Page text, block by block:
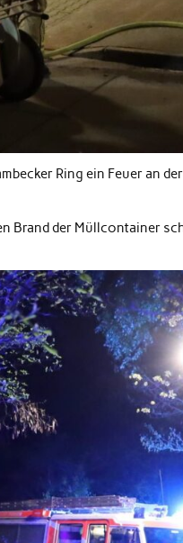
Ring ein Feuer an
Brand der Müllcontainer